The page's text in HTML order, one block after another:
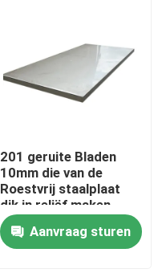
201 geruite Bladen
10mm die van de
Roestvrij staalplaat
dik in reliëf maken
Aanvraag sturen